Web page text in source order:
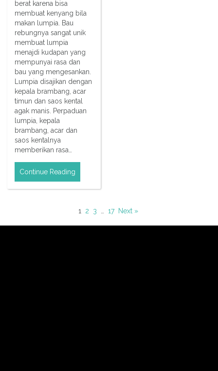
berat karena bisa
membuat kenyang bila
makan lumpia. Bau
rebungnya sangat unik
membuat lumpia
menajdi kudapan yang
mempunyai rasa dan
bau yang mengesankan.
Lumpia disajikan dengan
kepala brambang, acar
timun dan saos kental
agak manis. Perpaduan
lumpia, kepala
brambang, acar dan
saos kentalnya
memberikan rasa…
Continue Reading
1 2 3 17 Next »